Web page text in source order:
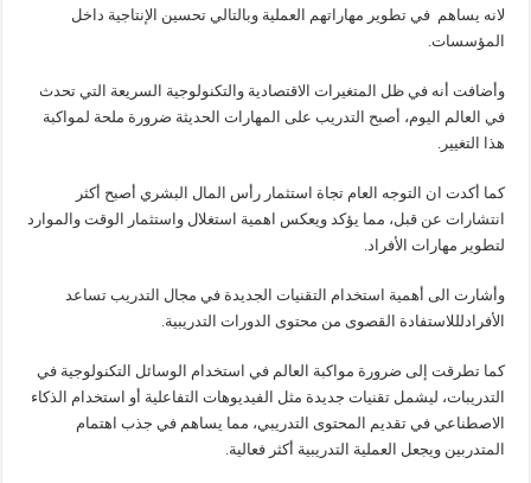
لانه يساهم في تطوير مهاراتهم العملية وبالتالي تحسين الإنتاجية داخل
المؤسسات.
وأضافت أنه في ظل المتغيرات الاقتصادية والتكنولوجية السريعة التي تحدث
في العالم اليوم، أصبح التدريب على المهارات الحديثة ضرورة ملحة لمواكبة
هذا التغيير.
كما أكدت ان التوجه العام تجاة استثمار رأس المال البشري أصبح أكثر
انتشارات عن قبل، مما يؤكد ويعكس اهمية استغلال واستثمار الوقت والموارد
لتطوير مهارات الأفراد.
وأشارت الى أهمية استخدام التقنيات الجديدة في مجال التدريب تساعد
الأفرادلللاستفادة القصوى من محتوى الدورات التدريبية.
كما تطرقت إلى ضرورة مواكبة العالم في استخدام الوسائل التكنولوجية في
التدريبات، ليشمل تقنيات جديدة مثل الفيديوهات التفاعلية أو استخدام الذكاء
الاصطناعي في تقديم المحتوى التدريبي، مما يساهم في جذب اهتمام
المتدربين ويجعل العملية التدريبية أكثر فعالية.